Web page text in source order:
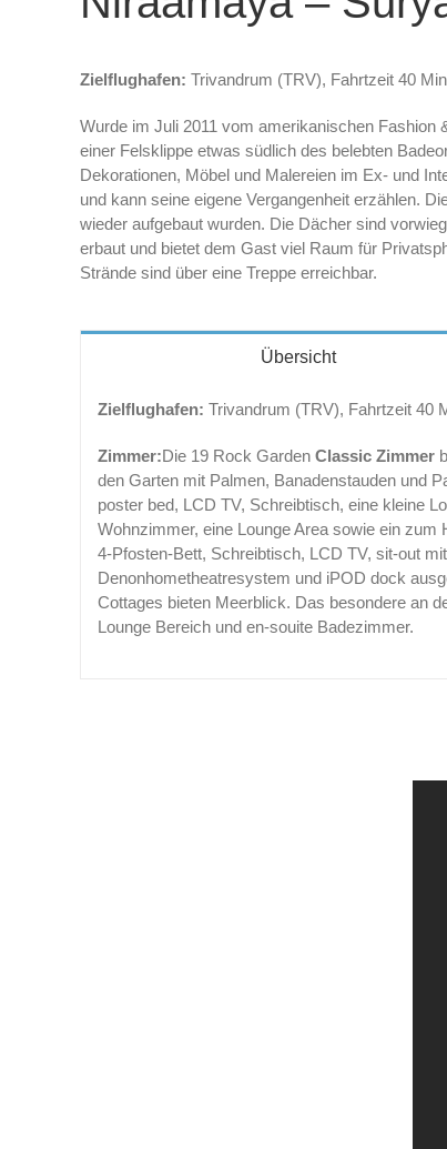
Zielflughafen: Trivandrum (TRV), Fahrtzeit 40
Wurde im Juli 2011 vom amerikanischen Fashion
einer Felsklippe etwas südlich des belebten
Dekorationen, Möbel und Malereien im Ex- und
und kann seine eigene Vergangenheit erzählen.
wieder aufgebaut wurden. Die Dächer sind
erbaut und bietet dem Gast viel Raum für
Strände sind über eine Treppe erreichbar.
Übersicht
Zielflughafen: Trivandrum (TRV), Fahrtzeit 40
Zimmer:Die 19 Rock Garden Classic Zimmer
den Garten mit Palmen, Banadenstauden und
poster bed, LCD TV, Schreibtisch, eine kleine
Wohnzimmer, eine Lounge Area sowie ein
4-Pfosten-Bett, Schreibtisch, LCD TV, sit-out
Denonhometheatresystem und iPOD dock
Cottages bieten Meerblick. Das besondere an
Lounge Bereich und en-souite Badezimmer.